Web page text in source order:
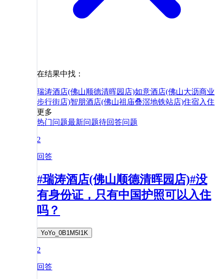
在结果中找：
瑞涛酒店(佛山顺德清晖园店)如意酒店(佛山大沥商业
步行街店)智朋酒店(佛山祖庙叠滘地铁站店)住宿 入住
更多
热门问题最新问题待回答问题
2
回答
#瑞涛酒店(佛山顺德清晖园店)#没
有身份证，只有中国护照可以入住
吗？
YoYo_0B1M5I1K
2
回答